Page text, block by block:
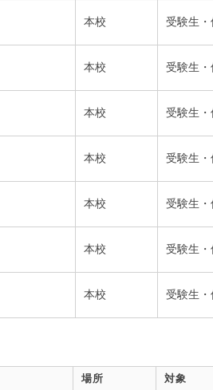
本校 受験生
本校 受験生
本校 受験生
本校 受験生
本校 受験生
本校 受験生
本校 受験生
場所 対象